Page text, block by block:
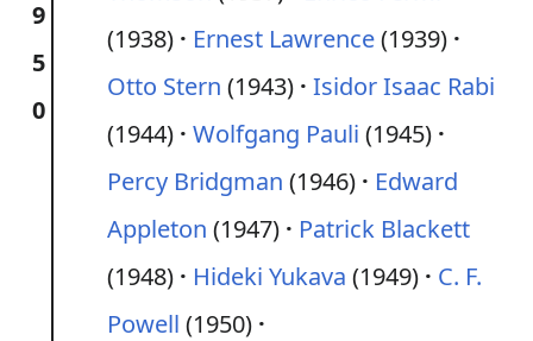
9
5
0
(1938)
Ernest Lawrence(1939)
Otto Stern (1943) Isidor Isaac Rabi
(1944) Wolfgang Pauli (1945)
Percy Bridgman (1946)
Edward
Appleton (1947)
Patrick Blackett
(1948)
Hideki Yukava (1949)
C. F.
Powell (1950)